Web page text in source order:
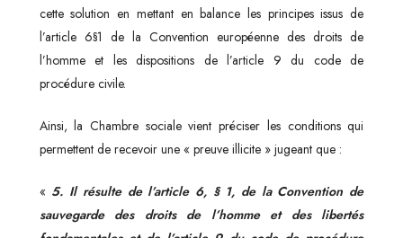
cette solution en mettant en balance les principes issus de
l’article 6§1 de la Convention européenne des droits de
l’homme et les dispositions de l’article 9 du code de
procédure civile.
Ainsi, la Chambre sociale vient préciser les conditions qui
permettent de recevoir une « preuve illicite » jugeant que :
« 5. Il résulte de l’article 6, § 1, de la Convention de
sauvegarde des droits de l’homme et des libertés